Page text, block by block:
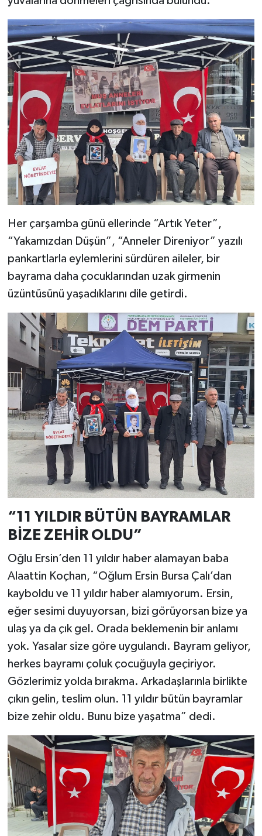
Her çarşamba günü ellerinde “Artık Yeter”,
“Yakamızdan Düşün”, “Anneler Direniyor” yazılı
pankartlarla eylemlerini sürdüren aileler, bir
bayrama daha çocuklarından uzak girmenin
üzüntüsünü yaşadıklarını dile getirdi.
“11 YILDIR BÜTÜN BAYRAMLAR
BİZE ZEHİR OLDU”
Oğlu Ersin’den 11 yıldır haber alamayan baba
Alaattin Koçhan, “Oğlum Ersin Bursa Çalı’dan
kayboldu ve 11 yıldır haber alamıyorum. Ersin,
eğer sesimi duyuyorsan, bizi görüyorsan bize ya
ulaş ya da çık gel. Orada beklemenin bir anlamı
yok. Yasalar size göre uygulandı. Bayram geliyor,
herkes bayramı çoluk çocuğuyla geçiriyor.
Gözlerimiz yolda bırakma. Arkadaşlarınla birlikte
çıkın gelin, teslim olun. 11 yıldır bütün bayramlar
bize zehir oldu. Bunu bize yaşatma” dedi.